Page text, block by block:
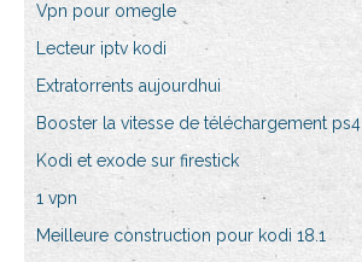
Vpn pour omegle
Lecteur iptv kodi
Extratorrents aujourdhui
Booster la vitesse de téléchargement ps4
Kodi et exode sur firestick
1 vpn
Meilleure construction pour kodi 18.1